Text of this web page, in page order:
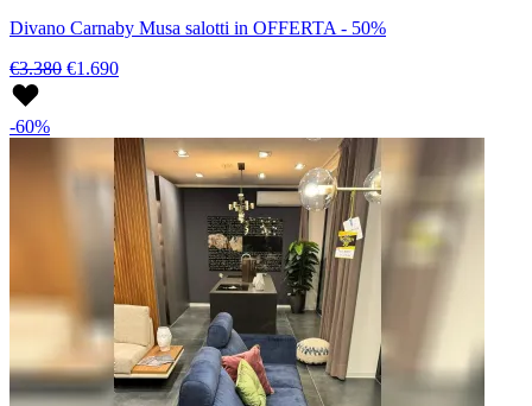
Divano Carnaby Musa salotti in OFFERTA - 50%
€3.380 €1.690
-60%